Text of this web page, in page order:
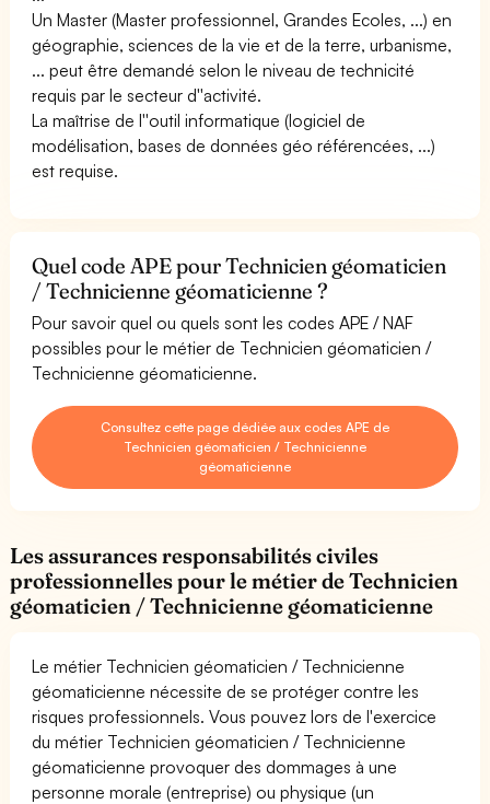
Un Master (Master professionnel, Grandes Ecoles, ...) en
géographie, sciences de la vie et de la terre, urbanisme,
... peut être demandé selon le niveau de technicité
requis par le secteur d''activité.
La maîtrise de l''outil informatique (logiciel de
modélisation, bases de données géo référencées, ...)
est requise.
Quel code APE pour Technicien géomaticien
/ Technicienne géomaticienne ?
Pour savoir quel ou quels sont les codes APE / NAF
possibles pour le métier de Technicien géomaticien /
Technicienne géomaticienne.
Consultez cette page dédiée aux codes APE de
Technicien géomaticien / Technicienne
géomaticienne
Les assurances responsabilités civiles
professionnelles pour le métier de Technicien
géomaticien / Technicienne géomaticienne
Le métier Technicien géomaticien / Technicienne
géomaticienne nécessite de se protéger contre les
risques professionnels. Vous pouvez lors de l'exercice
du métier Technicien géomaticien / Technicienne
géomaticienne provoquer des dommages à une
personne morale (entreprise) ou physique (un